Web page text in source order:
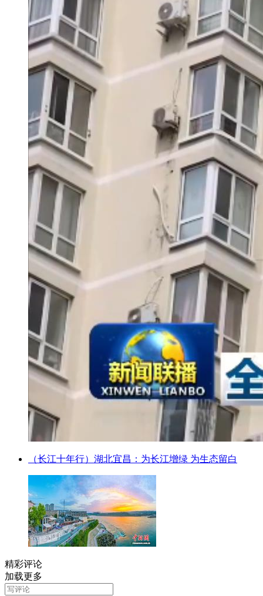
（长江十年行）湖北宜昌：为长江增绿 为生态留白
精彩评论
加载更多